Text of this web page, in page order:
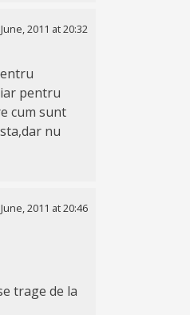
2011 at 20:32
pentru
cum sunt
nu
2011 at 20:46
trage de la